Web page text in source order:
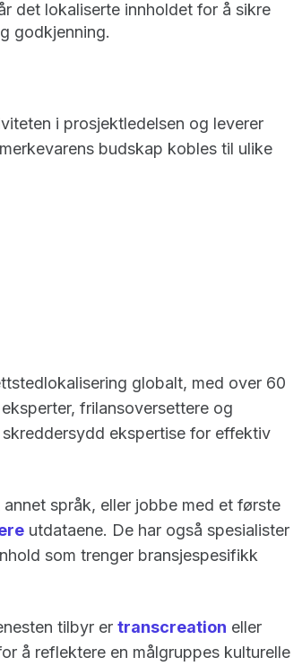
det lokaliserte innholdet for å sikre
godkjenning.
i prosjektledelsen og leverer
budskap kobles til ulike
globalt, med over 60
frilansoversettere og
ekspertise for effektiv
språk, eller jobbe med et første
utdataene. De har også spesialister
som trenger bransjespesifikk
tilbyr er transcreation eller
å reflektere en målgruppes kulturelle